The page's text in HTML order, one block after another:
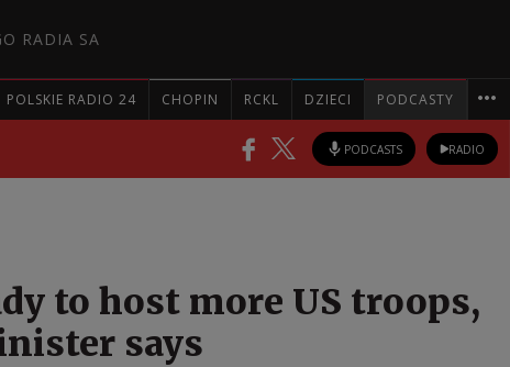
RADIA SA
POLSKIE RADIO 24 CHOPIN RCKL DZIECI PODCASTY
PODCASTS RADIO
to host more US troops,
says